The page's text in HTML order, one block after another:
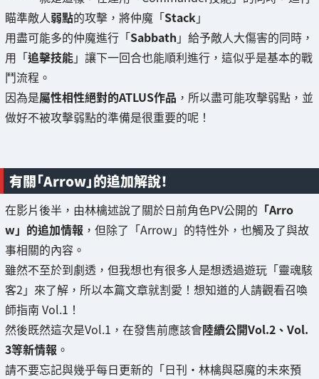
瞄準敵人弱點的攻擊，將仲魔「Stack 」
用盡可能多的仲魔進行「Sabbath 」給予敵人大傷害的同時，
用「追擊技能」讓下一回合也能順利進行，這似乎是基本的戰
鬥流程。
因為是屬性相性絕對的ATLUS作品 ，所以盡可能攻擊弱點，並
做好不被攻擊弱點的準備是很重要的呢！
有關「Arrow」的追加解說！
在影片後半，由林檎述說了關於日前角色PV公開的 「Arro
w」的追加情報 ，但除了「Arrow」的特性外，也觸及了與故
事相關的內容。
雖然不至於到劇透，但我想也有很多人是想透過遊玩「靈魂駭
客2」來了解，所以本篇文章就割愛！想知道的人請觀看召喚
師指南 Vol.1！
然後既然這次是Vol.1，在發售前應該會陸續公開Vol.2、Vol.
3等新情報 。
請不要忘記與幾乎每日更新的「日刊・林檎與惡魔的未來預